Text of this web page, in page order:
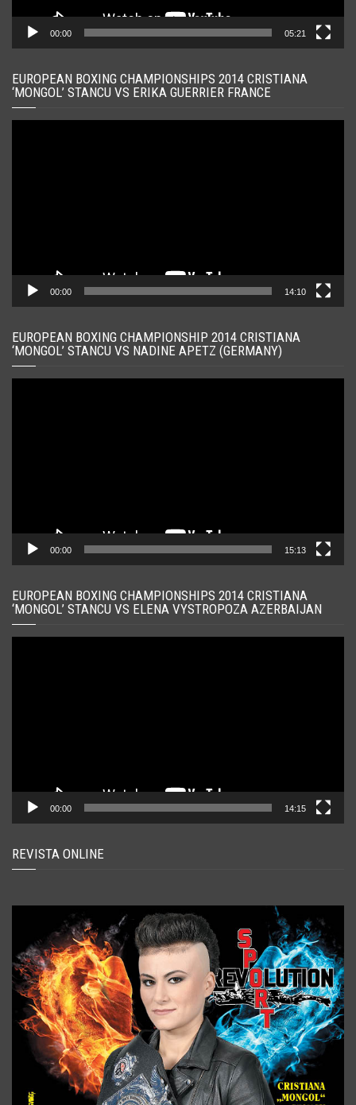
00:00 05:21
EUROPEAN BOXING CHAMPIONSHIPS 2014 CRISTIANA
‘MONGOL’ STANCU VS ERIKA GUERRIER FRANCE
00:00 14:10
EUROPEAN BOXING CHAMPIONSHIP 2014 CRISTIANA
‘MONGOL’ STANCU VS NADINE APETZ (GERMANY)
00:00 15:13
EUROPEAN BOXING CHAMPIONSHIPS 2014 CRISTIANA
‘MONGOL’ STANCU VS ELENA VYSTROPOZA AZERBAIJAN
00:00 14:15
REVISTA ONLINE